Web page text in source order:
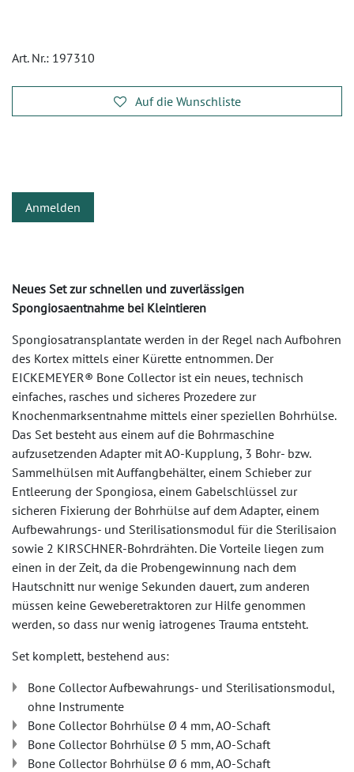
Art. Nr.: 197310
Auf die Wunschliste
Anmelden
Neues Set zur schnellen und zuverlässigen
Spongiosaentnahme bei Kleintieren
Spongiosatransplantate werden in der Regel nach Aufbohren
des Kortex mittels einer Kürette entnommen. Der
EICKEMEYER® Bone Collector ist ein neues, technisch
einfaches, rasches und sicheres Prozedere zur
Knochenmarksentnahme mittels einer speziellen Bohrhülse.
Das Set besteht aus einem auf die Bohrmaschine
aufzusetzenden Adapter mit AO-Kupplung, 3 Bohr- bzw.
Sammelhülsen mit Auffangbehälter, einem Schieber zur
Entleerung der Spongiosa, einem Gabelschlüssel zur
sicheren Fixierung der Bohrhülse auf dem Adapter, einem
Aufbewahrungs- und Sterilisationsmodul für die Sterilisaion
sowie 2 KIRSCHNER-Bohrdrähten. Die Vorteile liegen zum
einen in der Zeit, da die Probengewinnung nach dem
Hautschnitt nur wenige Sekunden dauert, zum anderen
müssen keine Geweberetraktoren zur Hilfe genommen
werden, so dass nur wenig iatrogenes Trauma entsteht.
Set komplett, bestehend aus:
Bone Collector Aufbewahrungs- und Sterilisationsmodul,
ohne Instrumente
Bone Collector Bohrhülse Ø 4 mm, AO-Schaft
Bone Collector Bohrhülse Ø 5 mm, AO-Schaft
Bone Collector Bohrhülse Ø 6 mm, AO-Schaft